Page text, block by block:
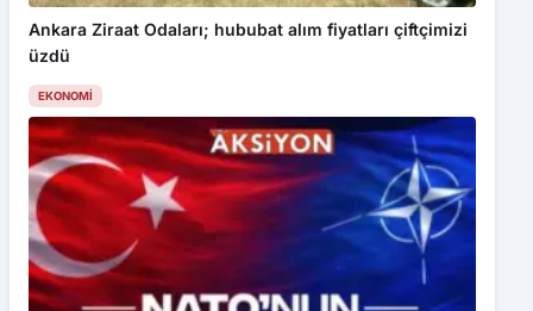
Ankara Ziraat Odaları; hububat alım fiyatları çiftçimizi
üzdü
EKONOMI